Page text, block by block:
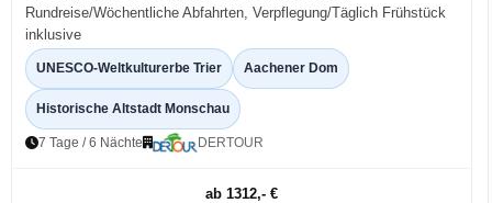
Rundreise/Wöchentliche Abfahrten, Verpflegung/Täglich Frühstück
inklusive
UNESCO-Weltkulturerbe Trier Aachener Dom
Historische Altstadt Monschau
7 Tage / 6 Nächte DERTOUR
ab 1312,- €